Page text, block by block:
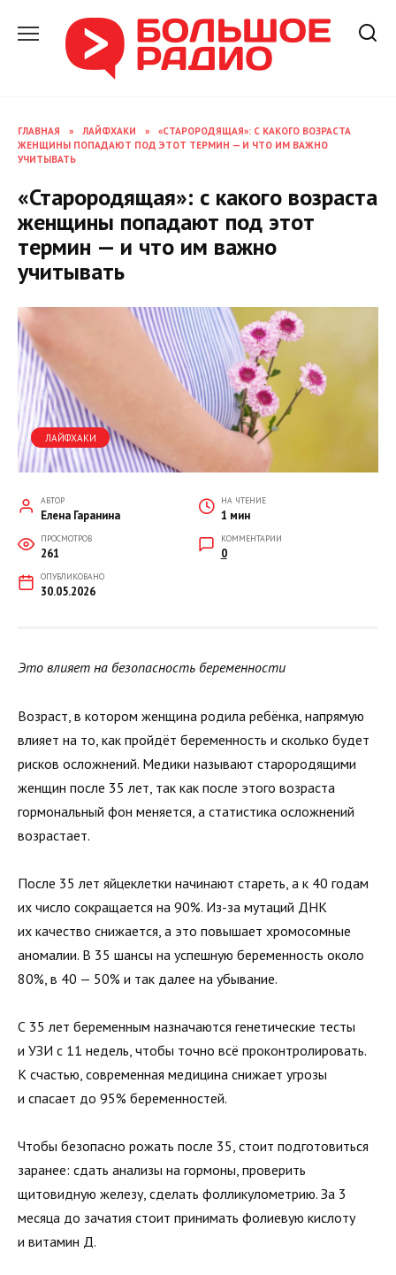
содержанию
ГЛАВНАЯ » ЛАЙФХАКИ »
«СТАРОРОДЯЩАЯ»: С КАКОГО ВОЗРАСТА
ЖЕНЩИНЫ ПОПАДАЮТ ПОД ЭТОТ ТЕРМИН — И ЧТО ИМ ВАЖНО
УЧИТЫВАТЬ
«Старородящая»: с какого возраста
женщины попадают под этот
термин — и что им важно
учитывать
ЛАЙФХАКИ
АВТОР
Елена Гаранина
НА ЧТЕНИЕ
1 мин
ПРОСМОТРОВ
261
КОММЕНТАРИИ
0
ОПУБЛИКОВАНО
30.05.2026
Это влияет на безопасность беременности
Возраст, в котором женщина родила ребёнка, напрямую
влияет на то, как пройдёт беременность и сколько будет
рисков осложнений. Медики называют старородящими
женщин после 35 лет, так как после этого возраста
гормональный фон меняется, а статистика осложнений
возрастает.
После 35 лет яйцеклетки начинают стареть, а к 40 годам
их число сокращается на 90%. Из-за мутаций ДНК
их качество снижается, а это повышает хромосомные
аномалии. В 35 шансы на успешную беременность около
80%, в 40 — 50% и так далее на убывание.
С 35 лет беременным назначаются генетические тесты
и УЗИ с 11 недель, чтобы точно всё проконтролировать.
К счастью, современная медицина снижает угрозы
и спасает до 95% беременностей.
Чтобы безопасно рожать после 35, стоит подготовиться
заранее: сдать анализы на гормоны, проверить
щитовидную железу, сделать фолликулометрию. За 3
месяца до зачатия стоит принимать фолиевую кислоту
и витамин Д.